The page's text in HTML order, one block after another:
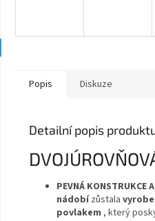
Popis Diskuze
Detailní popis
PEVNÁ
nádobí zůstala
povlakem , který